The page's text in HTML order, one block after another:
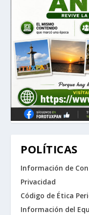
POLÍTICAS
Información de
Privacidad
Código de Ética
Información del